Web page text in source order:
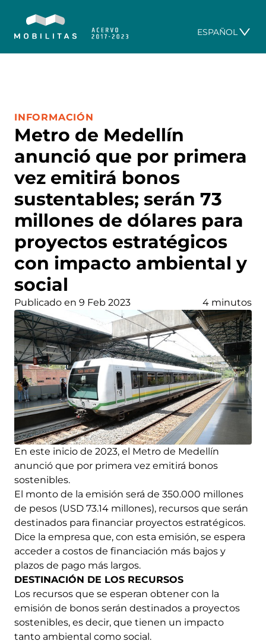
ESPAÑOL
Metro de Medellín
anunció que por primera
vez emitirá bonos
sustentables; serán 73
millones de dólares para
proyectos estratégicos
con impacto ambiental y
social
CATEGORÍA:
INFORMACIÓN
Publicado en 9 Feb 2023 4 minutos
En este inicio de 2023, el Metro de Medellín
anunció que por primera vez emitirá bonos
sostenibles.
El monto de la emisión será de 350.000 millones
de pesos (USD 73.14 millones), recursos que serán
destinados para financiar proyectos estratégicos.
Dice la empresa que, con esta emisión, se espera
acceder a costos de financiación más bajos y
plazos de pago más largos.
DESTINACIÓN DE LOS RECURSOS
Los recursos que se esperan obtener con la
emisión de bonos serán destinados a proyectos
sostenibles, es decir, que tienen un impacto
tanto ambiental como social.